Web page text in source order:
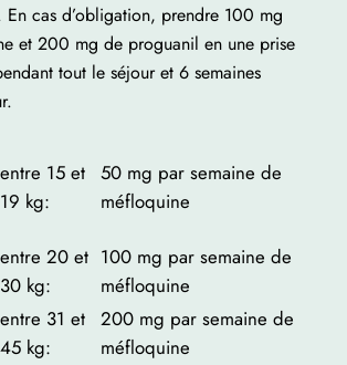
En cas d’obligation, prendre 100 mg
et 200 mg de proguanil en une prise
tout le séjour et 6 semaines
entre 15 et
19 kg:
50 mg par semaine de
méfloquine
entre 20 et
30 kg:
100 mg par semaine de
méfloquine
entre 31 et
45 kg:
200 mg par semaine de
méfloquine